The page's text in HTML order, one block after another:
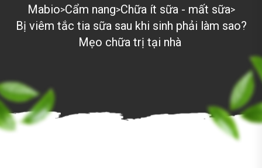
Mabio>Cẩm nang>Chữa ít sữa - mất sữa>
Bị viêm tắc tia sữa sau khi sinh phải làm sao?
Mẹo chữa trị tại nhà